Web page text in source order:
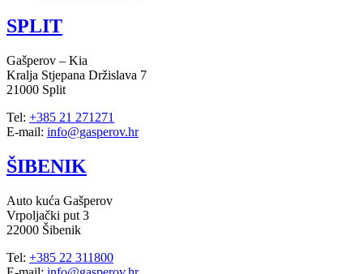
SPLIT
Gašperov – Kia
Kralja Stjepana Držislava 7
21000 Split
Tel: +385 21 271271
E-mail: info@gasperov.hr
ŠIBENIK
Auto kuća Gašperov
Vrpoljački put 3
22000 Šibenik
Tel: +385 22 311800